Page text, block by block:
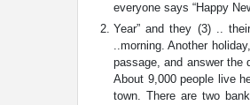
everyone says “Happy
Year” and they (3) ..
..morning. Another
passage, and answer the
About 9,000 people live
town. There are two